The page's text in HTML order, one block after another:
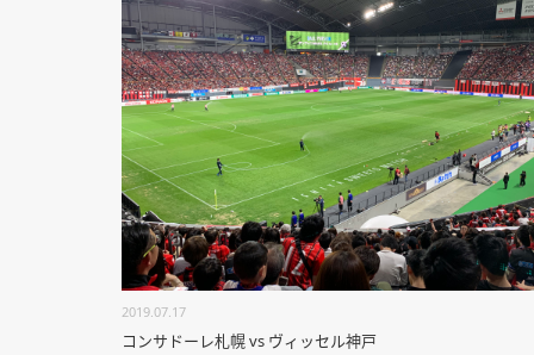
2019.07.17
コンサドーレ札幌 vs ヴィッセル神戸